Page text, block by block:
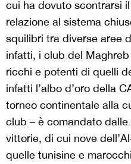
cui ha dovuto scontrarsi
relazione al sistema
squilibri tra diverse aree
infatti, i club del
ricchi e potenti di quelli
infatti l’albo d’oro della
torneo continentale alla
club – è comandato
vittorie, di cui nove
quelle tunisine e